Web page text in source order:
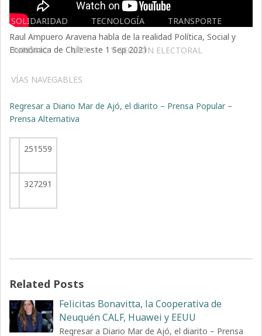
SOLIDARIDAD TECNOLOGÍA TRANSPORTE
TURISMO UTT V SECCIÓN ELECTORAL
VÍAS NAVEGABLES
Raul Ampuero Aravena habla de la realidad Política, Social y
Económica de Chile este 1 Sep 2021
Regresar a Diario Mar de Ajó, el diarito – Prensa Popular –
Prensa Alternativa
251559
327291
Related Posts
Felicitas Bonavitta, la Cooperativa de
Neuquén CALF, Huawei y EEUU
Regresar a Diario Mar de Ajó, el diarito – Prensa